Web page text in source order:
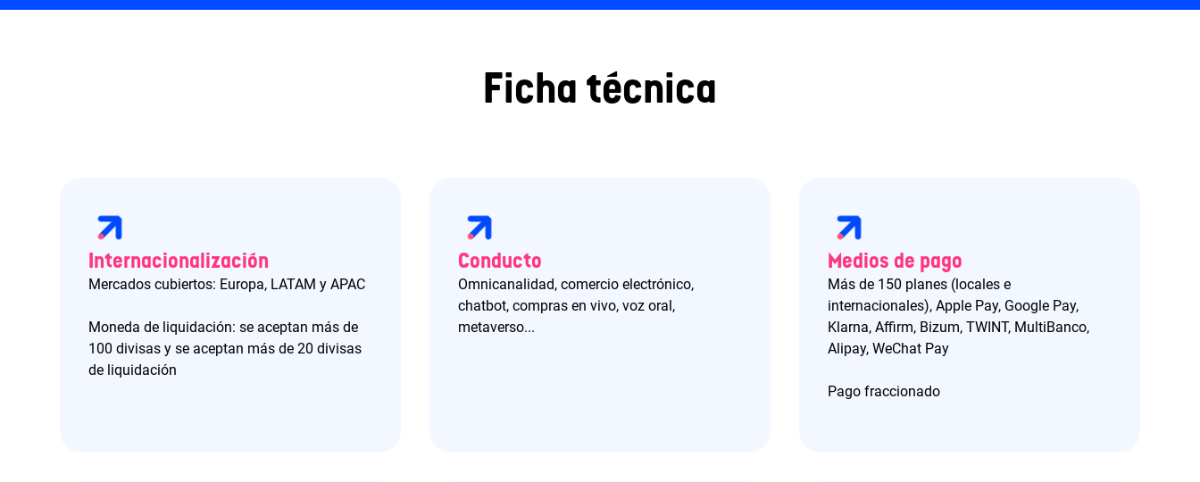
Ficha técnica
Internacionalización
Mercados cubiertos: Europa, LATAM y APAC
Moneda de liquidación: se aceptan más de
100 divisas y se aceptan más de 20 divisas
de liquidación
Conducto
Omnicanalidad, comercio electrónico,
chatbot, compras en vivo, voz oral,
metaverso...
Medios de pago
Más de 150 planes (locales e
internacionales), Apple Pay, Google Pay,
Klarna, Affirm, Bizum, TWINT, MultiBanco,
Alipay, WeChat Pay
Pago fraccionado